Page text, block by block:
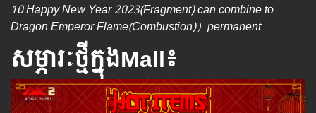
10 Happy New Year 2023(Fragment) can combine to
Dragon Emperor Flame(Combustion)）permanent
សម្ភារៈថ្មីក្នុងMall៖